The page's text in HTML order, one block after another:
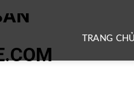
TRANG CHỦ